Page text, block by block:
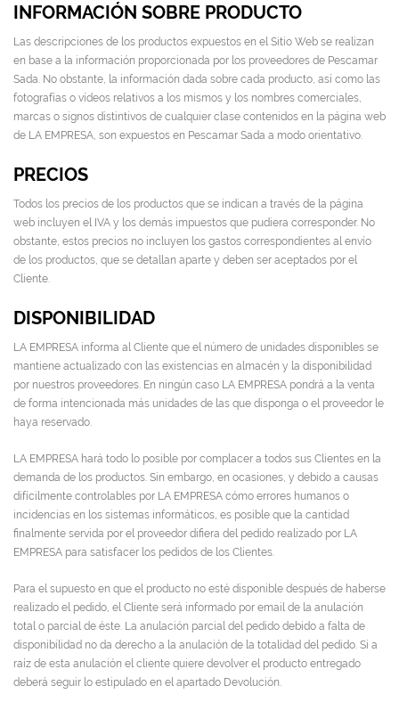
INFORMACIÓN SOBRE PRODUCTO
Las descripciones de los productos expuestos en el Sitio Web se realizan
en base a la información proporcionada por los proveedores de Pescamar
Sada. No obstante, la información dada sobre cada producto, así como las
fotografías o vídeos relativos a los mismos y los nombres comerciales,
marcas o signos distintivos de cualquier clase contenidos en la página web
de LA EMPRESA, son expuestos en Pescamar Sada a modo orientativo.
PRECIOS
Todos los precios de los productos que se indican a través de la página
web incluyen el IVA y los demás impuestos que pudiera corresponder. No
obstante, estos precios no incluyen los gastos correspondientes al envío
de los productos, que se detallan aparte y deben ser aceptados por el
Cliente.
DISPONIBILIDAD
LA EMPRESA informa al Cliente que el número de unidades disponibles se
mantiene actualizado con las existencias en almacén y la disponibilidad
por nuestros proveedores. En ningún caso LA EMPRESA pondrá a la venta
de forma intencionada más unidades de las que disponga o el proveedor le
haya reservado.
LA EMPRESA hará todo lo posible por complacer a todos sus Clientes en la
demanda de los productos. Sin embargo, en ocasiones, y debido a causas
difícilmente controlables por LA EMPRESA cómo errores humanos o
incidencias en los sistemas informáticos, es posible que la cantidad
finalmente servida por el proveedor difiera del pedido realizado por LA
EMPRESA para satisfacer los pedidos de los Clientes.
Para el supuesto en que el producto no esté disponible después de haberse
realizado el pedido, el Cliente será informado por email de la anulación
total o parcial de éste. La anulación parcial del pedido debido a falta de
disponibilidad no da derecho a la anulación de la totalidad del pedido. Si a
raíz de esta anulación el cliente quiere devolver el producto entregado
deberá seguir lo estipulado en el apartado Devolución.